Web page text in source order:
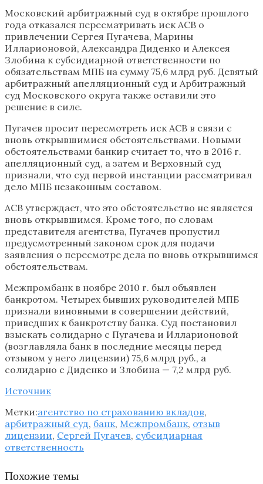
Московский арбитражный суд в октябре прошлого
года отказался пересматривать иск АСВ о
привлечении Сергея Пугачева, Марины
Илларионовой, Александра Диденко и Алексея
Злобина к субсидиарной ответственности по
обязательствам МПБ на сумму 75,6 млрд руб. Девятый
арбитражный апелляционный суд и Арбитражный
суд Московского округа также оставили это
решение в силе.
Пугачев просит пересмотреть иск АСВ в связи с
вновь открывшимися обстоятельствами. Новыми
обстоятельствами банкир считает то, что в 2016 г.
апелляционный суд, а затем и Верховный суд
признали, что суд первой инстанции рассматривал
дело МПБ незаконным составом.
АСВ утверждает, что это обстоятельство не является
вновь открывшимся. Кроме того, по словам
представителя агентства, Пугачев пропустил
предусмотренный законом срок для подачи
заявления о пересмотре дела по вновь открывшимся
обстоятельствам.
Межпромбанк в ноябре 2010 г. был объявлен
банкротом. Четырех бывших руководителей МПБ
признали виновными в совершении действий,
приведших к банкротству банка. Суд постановил
взыскать солидарно с Пугачева и Илларионовой
(возглавляла банк в последние месяцы перед
отзывом у него лицензии) 75,6 млрд руб., а
солидарно с Диденко и Злобина — 7,2 млрд руб.
Источник
Метки:агентство по страхованию вкладов,
арбитражный суд, банк, Межпромбанк, отзыв
лицензии, Сергей Пугачев, субсидиарная
ответственность
Похожие темы